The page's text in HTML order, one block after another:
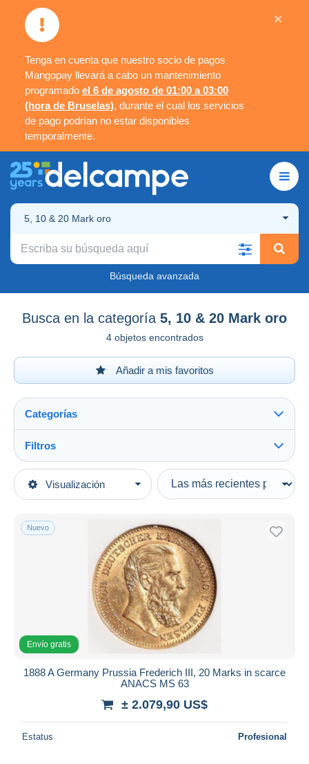
Tenga en cuenta que nuestro socio de pagos
Mangopay llevará a cabo un mantenimiento
programado el 6 de agosto de 01:00 a 03:00
(hora de Bruselas), durante el cual los servicios
de pago podrían no estar disponibles
temporalmente.
×
5, 10 & 20 Mark oro
Búsqueda avanzada
Busca en la categoría 5, 10 & 20 Mark oro
4 objetos encontrados
Añadir a mis favoritos
Visualización
Categorías
Categorías principales
Monedas
1871-1918 : Imperio Alemán
5, 10 & 20 Mark oro
Filtros
Tipo de venta
Activas
Subasta con ofertas
Subastas sin pujas
Casa de subastas
Todas las duraciones
Nuevo
Envío gratis
1888 A Germany Prussia Frederich III, 20 Marks in scarce
ANACS MS 63
± 2.079,90 US$
Estatus Profesional